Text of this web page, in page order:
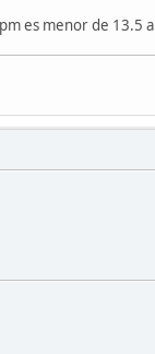
es menor de 13.5